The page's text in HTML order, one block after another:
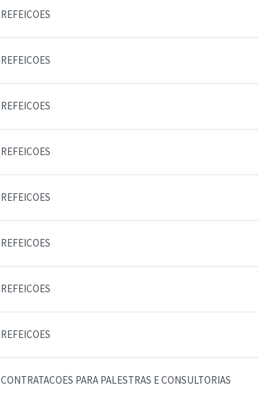
REFEICOES
REFEICOES
REFEICOES
REFEICOES
REFEICOES
REFEICOES
REFEICOES
REFEICOES
CONTRATACOES PARA PALESTRAS E CONSULTORIAS